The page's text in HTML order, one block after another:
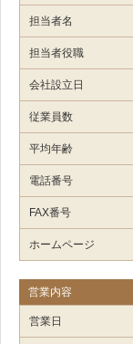
担当者名
担当者役職
会社設立日
従業員数
平均年齢
電話番号
FAX番号
ホームページ
営業内容
営業日